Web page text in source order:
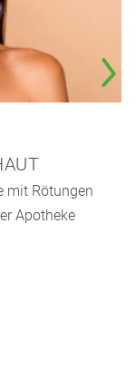
mit Rötungen
Apotheke